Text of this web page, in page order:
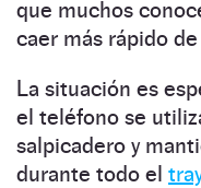
que muchos
caer más rápido
La situación es
el teléfono se
salpicadero y
durante todo el